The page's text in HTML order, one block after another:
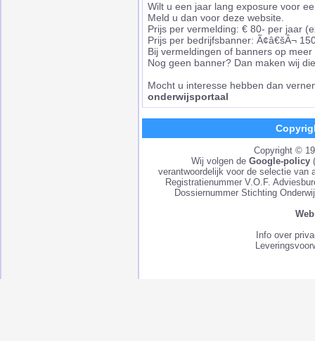
Wilt u een jaar lang exposure voor
Meld u dan voor deze website.
Prijs per vermelding: € 80- per jaar
Prijs per bedrijfsbanner: Ã¢â€šÂ¬
Bij vermeldingen of banners op
Nog geen banner? Dan maken wij
Mocht u interesse hebben dan
onderwijsportaal
Copyright ©
Wij volgen de Google-policy(
verantwoordelijk voor de selectie van
Registratienummer V.O.F.
Dossiernummer Stichting
Info over